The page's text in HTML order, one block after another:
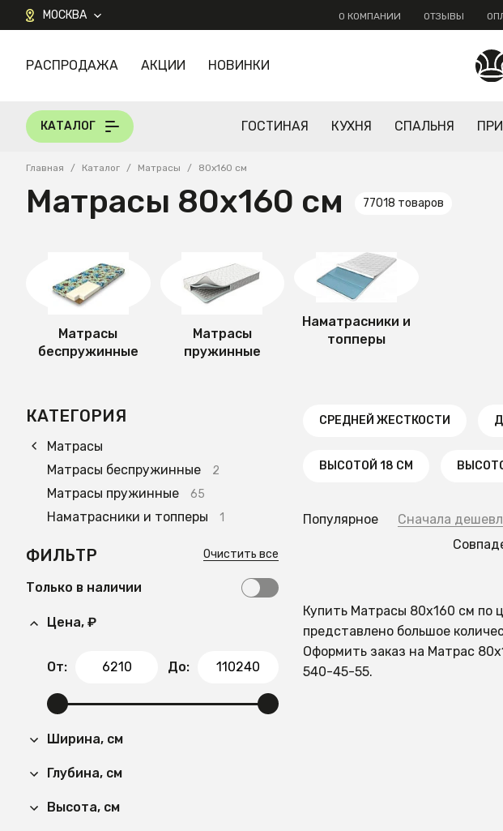
МОСКВА О КОМПАНИИ ОТЗЫВЫ
КАТАЛОГ
РАСПРОДАЖА АКЦИИ НОВИНКИ
КАТАЛОГ ГОСТИНАЯ КУХНЯ СПАЛЬНЯ
Главная / Каталог / Матрасы / 80х160 см
Матрасы 80х160 см 77018 товаров
Матрасы
беспружинные
Матрасы
пружинные
Наматрасники и
топперы
КАТЕГОРИЯ
Матрасы
Матрасы беспружинные
2
Матрасы пружинные 65
Наматрасники и топперы 1
ФИЛЬТР Очистить все
Только в наличии
Цена, ₽
От: До:
Ширина, см
Глубина, см
Высота, см
СРЕДНЕЙ ЖЕСТКОСТИ
ВЫСОТОЙ 18 СМ
Популярное Сначала
Купить Матрасы 80х160 см по
представлено большое
Оформить заказ на Матрас
540-45-55.